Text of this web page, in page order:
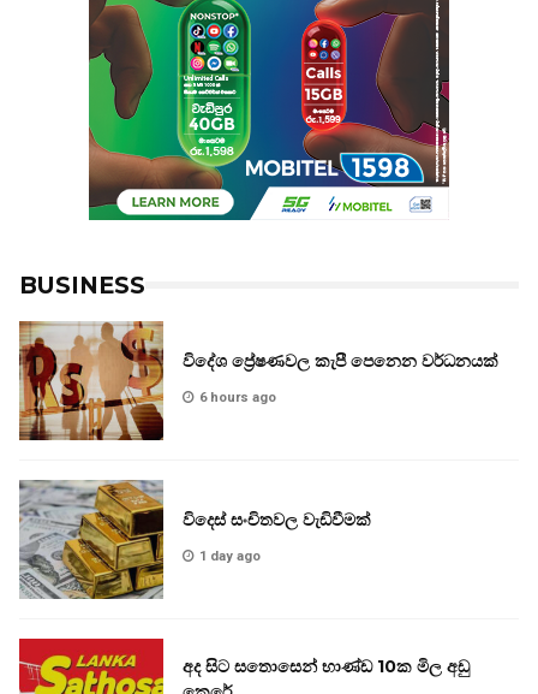
BUSINESS
විදේශ ප්‍රේෂණවල කැපී පෙනෙන වර්ධනයක්
6 hours ago
විදෙස් සංචිතවල වැඩිවීමක්
1 day ago
අද සිට සතොසෙන් භාණ්ඩ 10ක මිල අඩු